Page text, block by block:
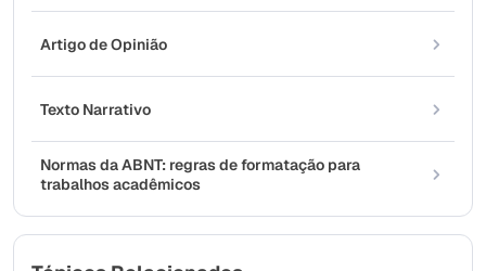
Artigo de Opinião
Texto Narrativo
Normas da ABNT: regras de formatação para
trabalhos acadêmicos